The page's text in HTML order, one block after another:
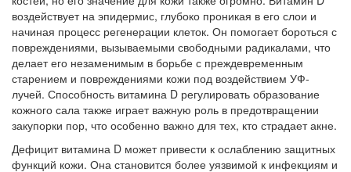
воздействует на эпидермис, глубоко проникая в его слои и
начиная процесс регенерации клеток. Он помогает бороться с
повреждениями, вызываемыми свободными радикалами, что
делает его незаменимым в борьбе с преждевременным
старением и повреждениями кожи под воздействием УФ-
лучей. Способность витамина D регулировать образование
кожного сала также играет важную роль в предотвращении
закупорки пор, что особенно важно для тех, кто страдает акне.
Дефицит витамина D может привести к ослаблению защитных
функций кожи. Она становится более уязвимой к инфекциям и